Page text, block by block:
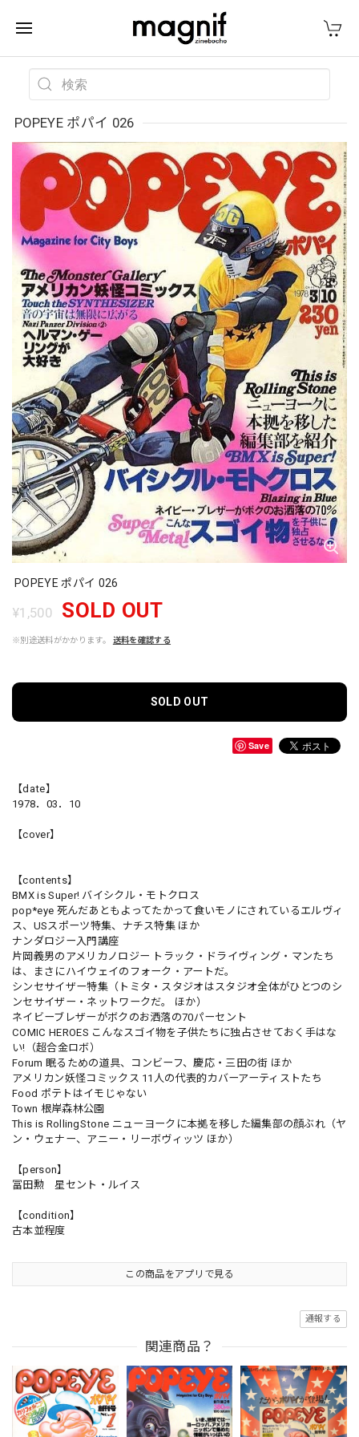
POPEYE ポパイ 026
POPEYE ポパイ 026
¥1,500 SOLD OUT
※別途送料がかかります。 送料を確認する
SOLD OUT
Save
【date】
1978．03．10
【cover】
【contents】
BMX is Super! バイシクル・モトクロス
pop*eye 死んだあともよってたかって食いモノにされているエルヴィ
ス、USスポーツ特集、ナチス特集 ほか
ナンダロジー入門講座
片岡義男のアメリカノロジー トラック・ドライヴィング・マンたち
は、まさにハイウェイのフォーク・アートだ。
シンセサイザー特集（トミタ・スタジオはスタジオ全体がひとつのシ
ンセサイザー・ネットワークだ。 ほか）
ネイビーブレザーがボクのお洒落の70パーセント
COMIC HEROES こんなスゴイ物を子供たちに独占させておく手はな
い!（超合金ロボ）
Forum 眠るための道具、コンビーフ、慶応・三田の街 ほか
アメリカン妖怪コミックス 11人の代表的カバーアーティストたち
Food ポテトはイモじゃない
Town 根岸森林公園
This is RollingStone ニューヨークに本拠を移した編集部の顔ぶれ（ヤ
ン・ウェナー、アニー・リーボヴィッツ ほか）
【person】
冨田勲 星セント・ルイス
【condition】
古本並程度
この商品をアプリで見る
通報する
関連商品？